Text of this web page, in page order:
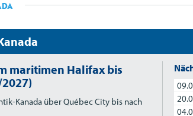
maritimen Halifax bis
Kanada über Québec City bis nach